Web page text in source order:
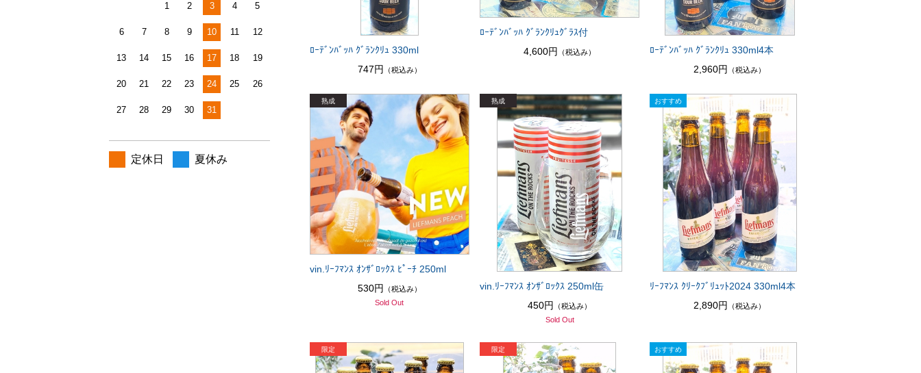
ﾛｰﾃﾞﾝﾊﾞｯﾊ ｸﾞﾗﾝｸﾘｭ 330ml
747円
（税込み）
ﾛｰﾃﾞﾝﾊﾞｯﾊ ｸﾞﾗﾝｸﾘｭｸﾞﾗｽ付
4,600円
（税込み）
ﾛｰﾃﾞﾝﾊﾞｯﾊ ｸﾞﾗﾝｸﾘｭ 330ml4本
2,960円
（税込み）
vin.ﾘｰﾌﾏﾝｽ ｵﾝｻﾞﾛｯｸｽ ﾋﾟｰﾁ 250ml
530円
（税込み）
Sold Out
vin.ﾘｰﾌﾏﾝｽ ｵﾝｻﾞﾛｯｸｽ 250ml缶
450円
（税込み）
Sold Out
ﾘｰﾌﾏﾝｽ ｸﾘｰｸﾌﾞﾘｭｯﾄ2024 330ml4本
2,890円
（税込み）
1 2 3 4 5
6 7 8 9 10 11 12
13 14 15 16 17 18 19
20 21 22 23 24 25 26
27 28 29 30 31
定休日 夏休み